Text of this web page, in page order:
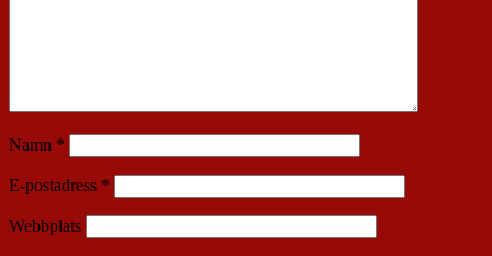
Namn *
E-postadress *
Webbplats